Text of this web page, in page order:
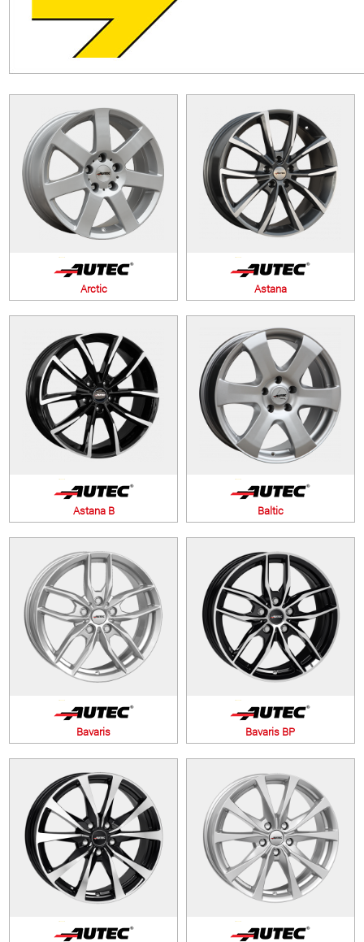
Налягане на въздуха в гумите
Баланс на автомобилните гуми
Arctic Astana
Astana B Baltic
Bavaris Bavaris BP